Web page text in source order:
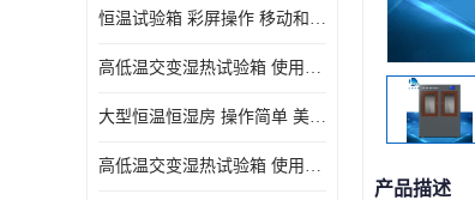
恒温试验箱 彩屏操作 移动和放置方便
高低温交变湿热试验箱 使用寿命长 优良外油漆
大型恒温恒湿房 操作简单 美观实用 清洁更方便
高低温交变湿热试验箱 使用寿命长 造型美观大方新颖
产品描述